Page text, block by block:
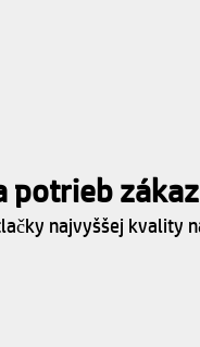
potrieb
najvyššej kvality